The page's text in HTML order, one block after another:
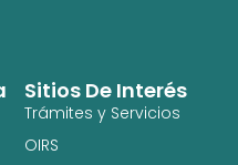
Sitios De Interés
Trámites y Servicios
OIRS